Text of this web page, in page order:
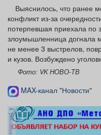
ТВ программа Я -
Выяснилось, что ранее
конфликт из-за
потерпевшая приехала по
злоумышленница догнала
не менее 3 выстрелов,
и кузов. Возбуждено
Фото: VK НОВО-ТВ
MAX-канал "Новости"
реклама